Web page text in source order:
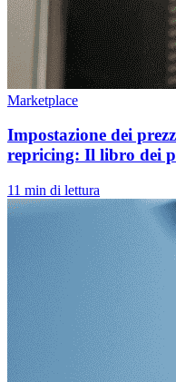
Marketplace
Impostazione dei
repricing: Il libro dei
11 min di lettura